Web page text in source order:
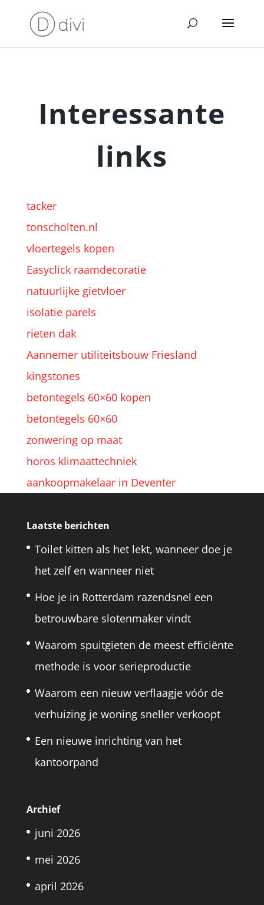
Interessante
links
tacker
tonscholten.nl
vloertegels kopen
Easyclick raamdecoratie
natuurlijke gietvloer
isolatie parels
rieten dak
Aannemer utiliteitsbouw Friesland
kingstones
betontegels 60×60 kopen
betontegels 60×60
zonwering op maat
horos klimaattechniek
aankoopmakelaar in Deventer
Laatste berichten
Toilet kitten als het lekt, wanneer doe je
het zelf en wanneer niet
Hoe je in Rotterdam razendsnel een
betrouwbare slotenmaker vindt
Waarom spuitgieten de meest efficiënte
methode is voor serieproductie
Waarom een nieuw verflaagje vóór de
verhuizing je woning sneller verkoopt
Een nieuwe inrichting van het
kantoorpand
Archief
juni 2026
mei 2026
april 2026